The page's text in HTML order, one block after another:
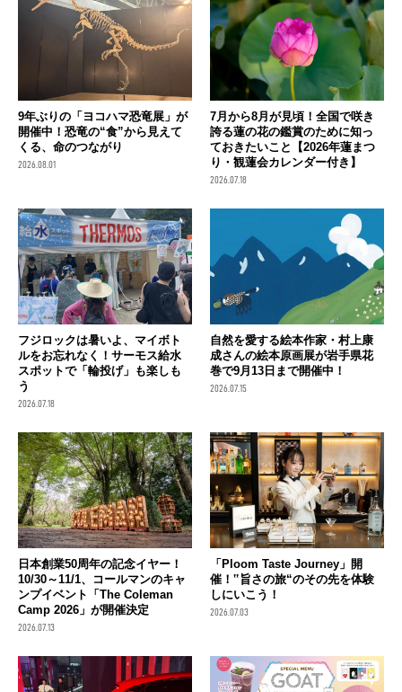
9年ぶりの「ヨコハマ恐竜展」が
開催中！恐竜の“食”から見えて
くる、命のつながり
2026.08.01
7月から8月が見頃！全国で咲き
誇る蓮の花の鑑賞のために知っ
ておきたいこと【2026年蓮まつ
り・観蓮会カレンダー付き】
2026.07.18
フジロックは暑いよ、マイボト
ルをお忘れなく！サーモス給水
スポットで「輪投げ」も楽しも
う
2026.07.18
自然を愛する絵本作家・村上康
成さんの絵本原画展が岩手県花
巻で9月13日まで開催中！
2026.07.15
日本創業50周年の記念イヤー！
10/30～11/1、コールマンのキャ
ンプイベント「The Coleman
Camp 2026」が開催決定
2026.07.13
「Ploom Taste Journey」開
催！‟旨さの旅“のその先を体験
しにいこう！
2026.07.03